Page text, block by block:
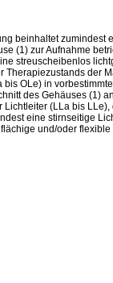
beinhaltet zumindest
(1) zur Aufnahme
streuscheibenlos
der
OLe) in
des Gehäuses (1)
(LLa bis
eine stirnseitige
und/oder